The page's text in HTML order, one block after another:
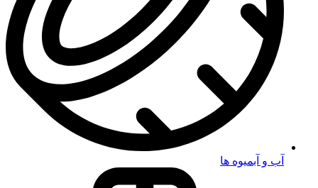
آب و آبمیوه ها